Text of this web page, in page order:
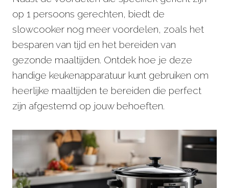
op 1 persoons gerechten, biedt de
slowcooker nog meer voordelen, zoals het
besparen van tijd en het bereiden van
gezonde maaltijden. Ontdek hoe je deze
handige keukenapparatuur kunt gebruiken om
heerlijke maaltijden te bereiden die perfect
zijn afgestemd op jouw behoeften.